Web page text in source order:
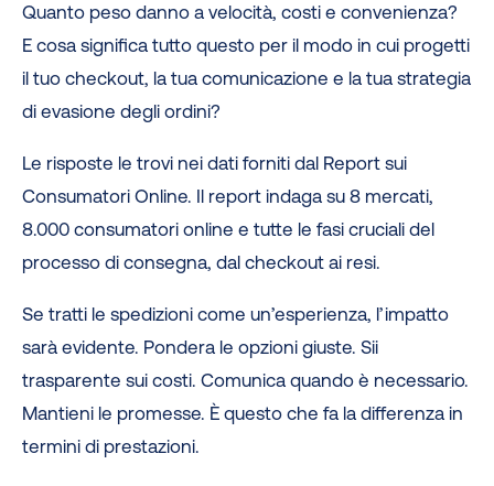
Quanto peso danno a velocità, costi e convenienza?
E cosa significa tutto questo per il modo in cui progetti
il tuo checkout, la tua comunicazione e la tua strategia
di evasione degli ordini?
Le risposte le trovi nei dati forniti dal Report sui
Consumatori Online. Il report indaga su 8 mercati,
8.000 consumatori online e tutte le fasi cruciali del
processo di consegna, dal checkout ai resi.
Se tratti le spedizioni come un’esperienza, l’impatto
sarà evidente. Pondera le opzioni giuste. Sii
trasparente sui costi. Comunica quando è necessario.
Mantieni le promesse. È questo che fa la differenza in
termini di prestazioni.